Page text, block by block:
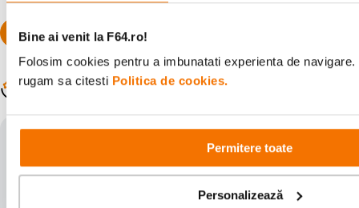
Bine ai venit la F64.ro!
Folosim cookies pentru a imbunatati experienta de
rugam sa citesti Politica de cookies.
Permitere toate
Personalizează
Populare în aceeași categorie